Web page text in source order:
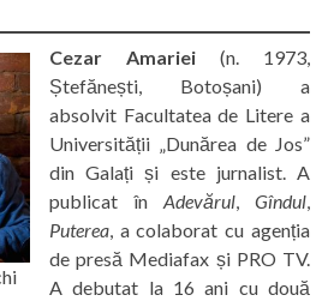
Cezar Amariei (n. 1973,
Ștefănești, Botoșani) a
absolvit Facultatea de Litere a
Universității „Dunărea de Jos”
din Galați și este jurnalist. A
publicat în Adevărul, Gîndul,
Puterea, a colaborat cu agenția
de presă Mediafax și PRO TV.
A debutat la 16 ani cu două